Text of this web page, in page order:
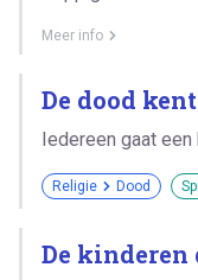
Meer info
De dood
Iedereen gaat een
Religie Dood
De